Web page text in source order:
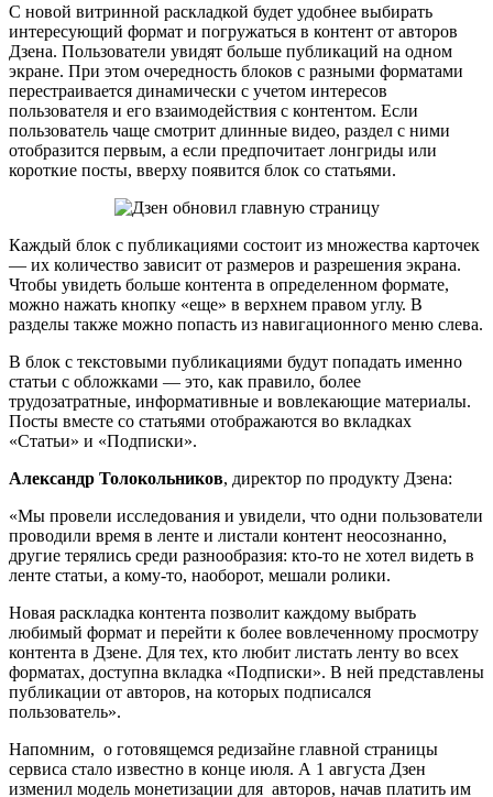
С новой витринной раскладкой будет удобнее выбирать
интересующий формат и погружаться в контент от авторов
Дзена. Пользователи увидят больше публикаций на одном
экране. При этом очередность блоков с разными форматами
перестраивается динамически с учетом интересов
пользователя и его взаимодействия с контентом. Если
пользователь чаще смотрит длинные видео, раздел с ними
отобразится первым, а если предпочитает лонгриды или
короткие посты, вверху появится блок со статьями.
Каждый блок с публикациями состоит из множества карточек
— их количество зависит от размеров и разрешения экрана.
Чтобы увидеть больше контента в определенном формате,
можно нажать кнопку «еще» в верхнем правом углу. В
разделы также можно попасть из навигационного меню слева.
В блок с текстовыми публикациями будут попадать именно
статьи с обложками — это, как правило, более
трудозатратные, информативные и вовлекающие материалы.
Посты вместе со статьями отображаются во вкладках
«Статьи» и «Подписки».
Александр Толокольников, директор по продукту Дзена:
«Мы провели исследования и увидели, что одни пользователи
проводили время в ленте и листали контент неосознанно,
другие терялись среди разнообразия: кто-то не хотел видеть в
ленте статьи, а кому-то, наоборот, мешали ролики.
Новая раскладка контента позволит каждому выбрать
любимый формат и перейти к более вовлеченному просмотру
контента в Дзене. Для тех, кто любит листать ленту во всех
форматах, доступна вкладка «Подписки». В ней представлены
публикации от авторов, на которых подписался
пользователь».
Напомним, о готовящемся редизайне главной страницы
сервиса стало известно в конце июля. А 1 августа Дзен
изменил модель монетизации для авторов, начав платить им